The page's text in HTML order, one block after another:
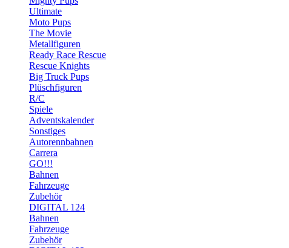
Ultimate
Moto Pups
The Movie
Metallfiguren
Ready Race Rescue
Rescue Knights
Big Truck Pups
Plüschfiguren
R/C
Spiele
Adventskalender
Sonstiges
Autorennbahnen
Carrera
GO!!!
Bahnen
Fahrzeuge
Zubehör
DIGITAL 124
Bahnen
Fahrzeuge
Zubehör